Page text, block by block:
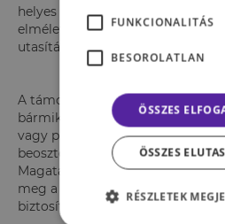
helyes módszer vagy megoldás.
elméletalkotó irányításnak.
utasításokat ad, és szorosan
A támogató vezető az irányító
bármikor készen áll, hogy
vagy projekt kapcsán, vagy ha
beosztott, tud tőle tanácsot,
Magatartásával azt sugallja,
meg a saját megoldásaikat, és
biztosít.
FUNKCIONALITÁS
BESOROLATLAN
ÖSSZES
ÖSSZES
RÉSZLETEK